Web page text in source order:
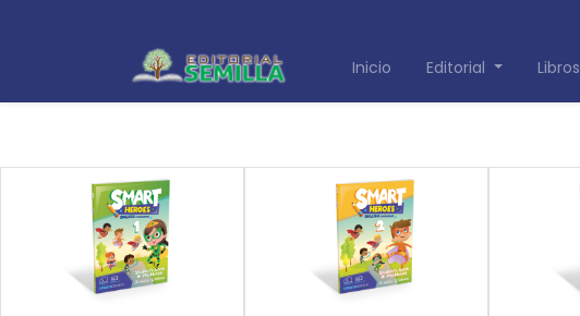
Inicio Editorial Libros